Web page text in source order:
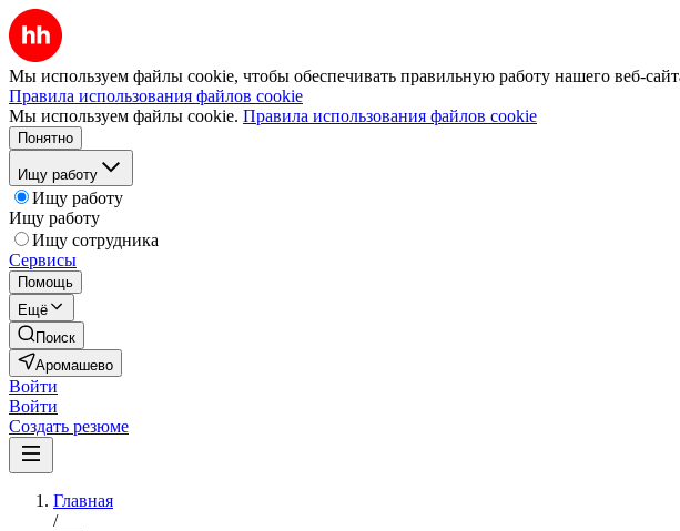
Мы используем файлы cookie, чтобы обеспечивать правильную работу нашего веб-
Правила использования файлов cookie
Мы используем файлы cookie. Правила использования файлов cookie
Понятно
Ищу работу
Ищу работу
Ищу работу
Ищу сотрудника
Сервисы
Помощь
Ещё
Поиск
Аромашево
Войти
Войти
Создать резюме
Главная
/